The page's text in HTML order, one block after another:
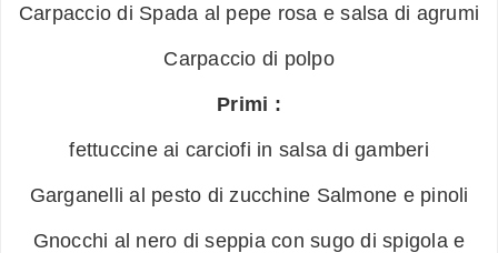
Carpaccio di Spada al pepe rosa e salsa di agrumi
Carpaccio di polpo
Primi :
fettuccine ai carciofi in salsa di gamberi
Garganelli al pesto di zucchine Salmone e pinoli
Gnocchi al nero di seppia con sugo di spigola e